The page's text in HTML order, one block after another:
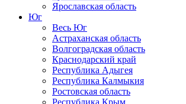
Ярославская область
Юг
Весь Юг
Астраханская область
Волгоградская область
Краснодарский край
Республика Адыгея
Республика Калмыкия
Ростовская область
Республика Крым